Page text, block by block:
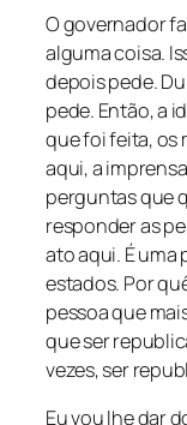
O governador
alguma coisa.
depois pede.
pede. Então, a
que foi feita, os
aqui, a
perguntas que
responder as
ato aqui. É
estados. Por
pessoa que
que ser
vezes, ser
Eu vou lhe dar